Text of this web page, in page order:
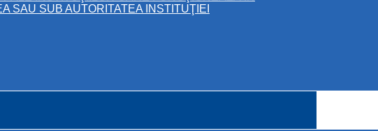
SAU SUB AUTORITATEA INSTITUŢIEI